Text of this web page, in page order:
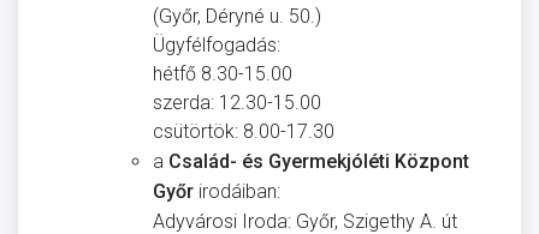
(Győr, Déryné u. 50.)
Ügyfélfogadás:
hétfő 8.30-15.00
szerda: 12.30-15.00
csütörtök: 8.00-17.30
a Család- és Gyermekjóléti Központ
Győr irodáiban:
Adyvárosi Iroda: Győr, Szigethy A. út